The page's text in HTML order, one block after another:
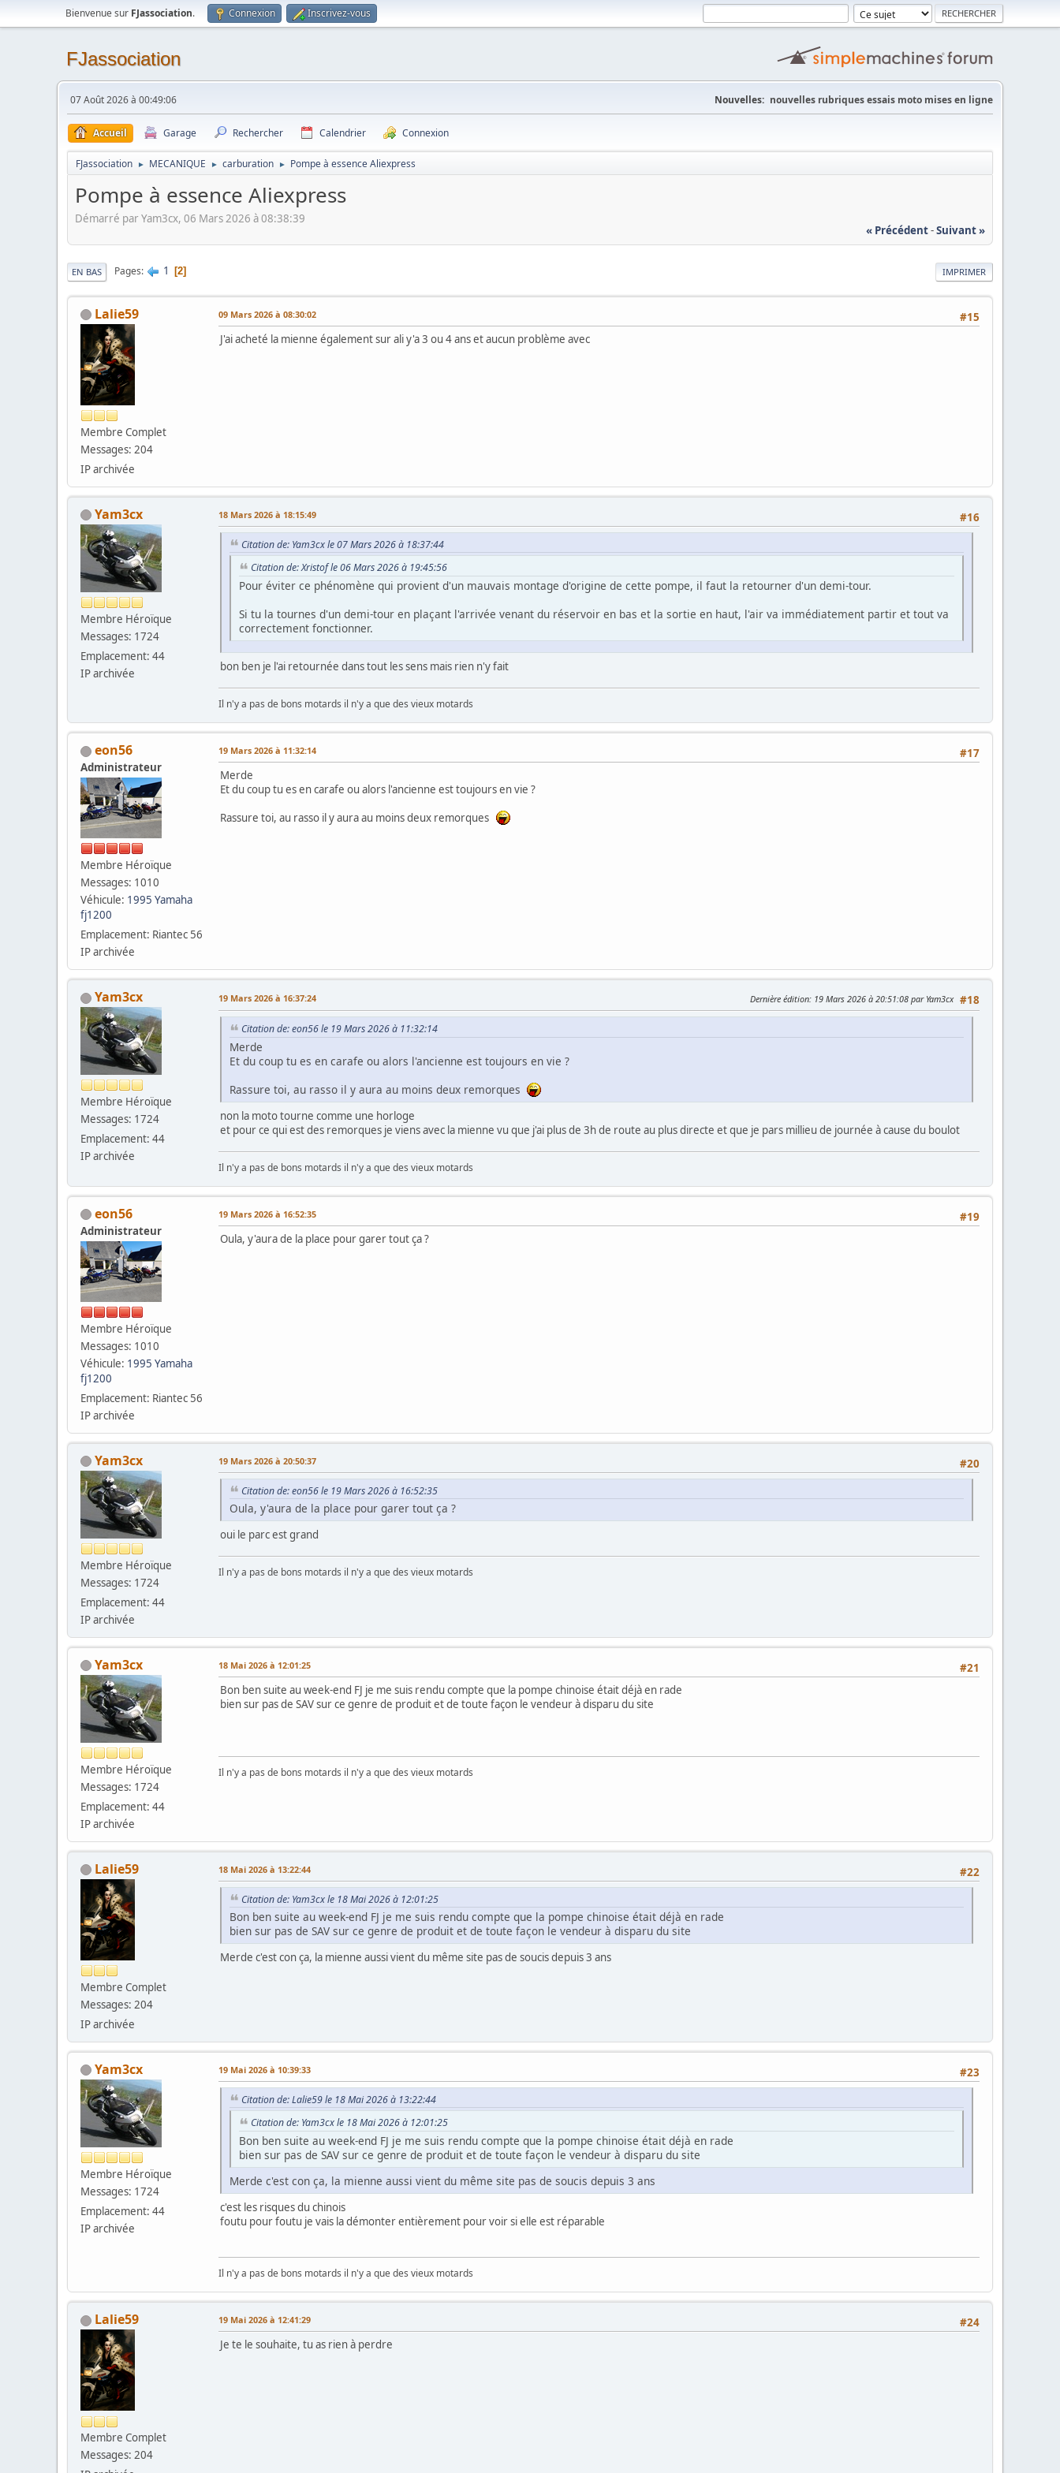
Bienvenue sur FJassociation. Connexion Inscrivez-vous
FJassociation
07 Août 2026 à 00:49:06 Nouvelles: nouvelles rubriques essais moto mises en ligne
Accueil Garage Rechercher Calendrier Connexion
FJassociation ► MECANIQUE ► carburation ► Pompe à essence Aliexpress
Pompe à essence Aliexpress
Démarré par Yam3cx, 06 Mars 2026 à 08:38:39
« Précédent-Suivant »
IMPRIMER
EN BAS Pages 1 2
Lalie59
Membre Complet
Messages: 204
IP archivée
#15
09 Mars 2026 à 08:30:02
J'ai acheté la mienne également sur ali y'a 3 ou 4 ans et aucun problème avec
Yam3cx
Membre Héroïque
Messages: 1724
Emplacement: 44
IP archivée
#16
18 Mars 2026 à 18:15:49
Citation de: Yam3cx le 07 Mars 2026 à 18:37:44
Citation de: Xristof le 06 Mars 2026 à 19:45:56
Pour éviter ce phénomène qui provient d'un mauvais montage d'origine de cette pompe, il faut la retourner d'un demi-tour.
Si tu la tournes d'un demi-tour en plaçant l'arrivée venant du réservoir en bas et la sortie en haut, l'air va immédiatement partir et tout va
correctement fonctionner.
bon ben je l'ai retournée dans tout les sens mais rien n'y fait
Il n'y a pas de bons motards il n'y a que des vieux motards
eon56
Administrateur
Membre Héroïque
Messages: 1010
Véhicule: 1995 Yamaha
fj1200
Emplacement: Riantec 56
IP archivée
#17
19 Mars 2026 à 11:32:14
Merde
Et du coup tu es en carafe ou alors l'ancienne est toujours en vie ?
Rassure toi, au rasso il y aura au moins deux remorques
Yam3cx
Membre Héroïque
Messages: 1724
Emplacement: 44
IP archivée
#18
19 Mars 2026 à 16:37:24 Dernière édition: 19 Mars 2026 à 20:51:08 par Yam3cx
Citation de: eon56 le 19 Mars 2026 à 11:32:14
Merde
Et du coup tu es en carafe ou alors l'ancienne est toujours en vie ?
Rassure toi, au rasso il y aura au moins deux remorques
non la moto tourne comme une horloge
et pour ce qui est des remorques je viens avec la mienne vu que j'ai plus de 3h de route au plus directe et que je pars millieu de journée à cause du boulot
Il n'y a pas de bons motards il n'y a que des vieux motards
eon56
Administrateur
Membre Héroïque
Messages: 1010
Véhicule: 1995 Yamaha
fj1200
Emplacement: Riantec 56
IP archivée
#19
19 Mars 2026 à 16:52:35
Oula, y'aura de la place pour garer tout ça ?
Yam3cx
Membre Héroïque
Messages: 1724
Emplacement: 44
IP archivée
#20
19 Mars 2026 à 20:50:37
Citation de: eon56 le 19 Mars 2026 à 16:52:35
Oula, y'aura de la place pour garer tout ça ?
oui le parc est grand
Il n'y a pas de bons motards il n'y a que des vieux motards
Yam3cx
Membre Héroïque
Messages: 1724
Emplacement: 44
IP archivée
#21
18 Mai 2026 à 12:01:25
Bon ben suite au week-end FJ je me suis rendu compte que la pompe chinoise était déjà en rade
bien sur pas de SAV sur ce genre de produit et de toute façon le vendeur à disparu du site
Il n'y a pas de bons motards il n'y a que des vieux motards
Lalie59
Membre Complet
Messages: 204
IP archivée
#22
18 Mai 2026 à 13:22:44
Citation de: Yam3cx le 18 Mai 2026 à 12:01:25
Bon ben suite au week-end FJ je me suis rendu compte que la pompe chinoise était déjà en rade
bien sur pas de SAV sur ce genre de produit et de toute façon le vendeur à disparu du site
Merde c'est con ça, la mienne aussi vient du même site pas de soucis depuis 3 ans
Yam3cx
Membre Héroïque
Messages: 1724
Emplacement: 44
IP archivée
#23
19 Mai 2026 à 10:39:33
Citation de: Lalie59 le 18 Mai 2026 à 13:22:44
Citation de: Yam3cx le 18 Mai 2026 à 12:01:25
Bon ben suite au week-end FJ je me suis rendu compte que la pompe chinoise était déjà en rade
bien sur pas de SAV sur ce genre de produit et de toute façon le vendeur à disparu du site
Merde c'est con ça, la mienne aussi vient du même site pas de soucis depuis 3 ans
c'est les risques du chinois
foutu pour foutu je vais la démonter entièrement pour voir si elle est réparable
Il n'y a pas de bons motards il n'y a que des vieux motards
Lalie59
Membre Complet
Messages: 204
#24
19 Mai 2026 à 12:41:29
Je te le souhaite, tu as rien à perdre